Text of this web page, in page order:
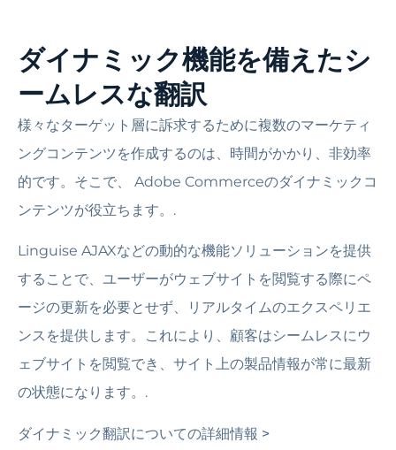
ダイナミック機能を備えたシ
ームレスな翻訳
様々なターゲット層に訴求するために複数のマーケティ
ングコンテンツを作成するのは、時間がかかり、非効率
的です。そこで、 Adobe Commerceのダイナミックコ
ンテンツが役立ちます。.
Linguise AJAXなどの動的な機能ソリューションを提供
することで、ユーザーがウェブサイトを閲覧する際にペ
ージの更新を必要とせず、リアルタイムのエクスペリエ
ンスを提供します。これにより、顧客はシームレスにウ
ェブサイトを閲覧でき、サイト上の製品情報が常に最新
の状態になります。.
ダイナミック翻訳についての詳細情報 >